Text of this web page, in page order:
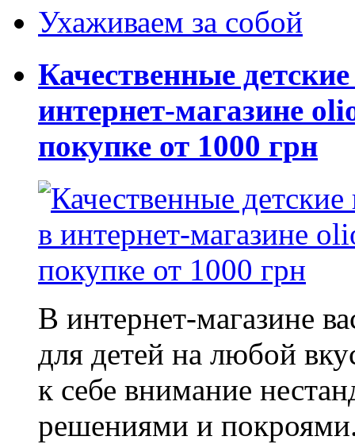
Ухаживаем за собой
Качественные
интернет-магазине
покупке от 1000 грн
В интернет-магазине
для детей на любой
к себе внимание
решениями и